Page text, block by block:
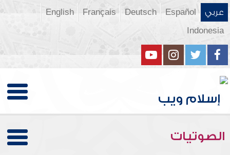
عربي Español
Deutsch
Français
English
Indonesia
الصوتيات